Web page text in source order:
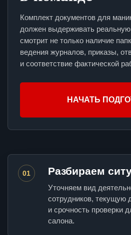
Комплект документов для
должен выдерживать реальную
смотрит не только наличие
ведения журналов, приказы,
и соответствие фактической
НАЧАТЬ
01 Разбираем
Уточняем вид
сотрудников, текущую
и срочность проверки
салона.